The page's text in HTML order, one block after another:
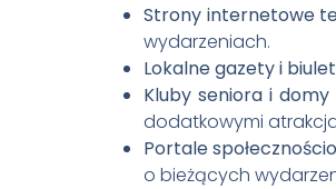
Strony internetowe
wydarzeniach.
Lokalne gazety i
Kluby seniora i
dodatkowymi
Portale
o bieżących